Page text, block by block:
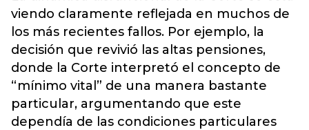
viendo claramente reflejada en muchos de
los más recientes fallos. Por ejemplo, la
decisión que revivió las altas pensiones,
donde la Corte interpretó el concepto de
“mínimo vital” de una manera bastante
particular, argumentando que este
dependía de las condiciones particulares